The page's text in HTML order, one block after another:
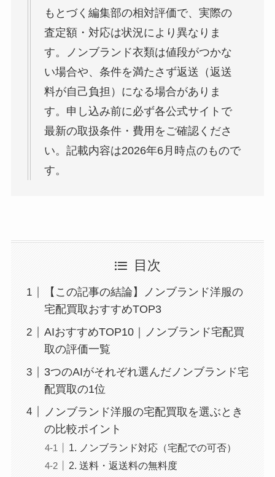
もとづく編集部の相対評価で、実際の
査定額・対応は状況により異なりま
す。ノンブランド衣類は値段がつかな
い場合や、条件を満たさず返送（返送
料が自己負担）になる場合がありま
す。申し込み前に必ず各公式サイトで
最新の取扱条件・費用をご確認くださ
い。記載内容は2026年6月時点のもので
す。
目次
【この記事の結論】ノンブランド洋服の
宅配買取おすすめTOP3
AIおすすめTOP10｜ノンブランド宅配買
取の評価一覧
3つのAIがそれぞれ選んだノンブランド宅
配買取の1位
ノンブランド洋服の宅配買取を選ぶとき
の比較ポイント
1. ノンブランド対応（宅配での可否）
2. 送料・返送料の無料度